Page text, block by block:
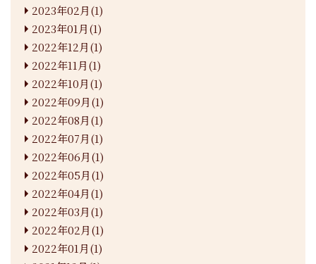
2023年02月(1)
2023年01月(1)
2022年12月(1)
2022年11月(1)
2022年10月(1)
2022年09月(1)
2022年08月(1)
2022年07月(1)
2022年06月(1)
2022年05月(1)
2022年04月(1)
2022年03月(1)
2022年02月(1)
2022年01月(1)